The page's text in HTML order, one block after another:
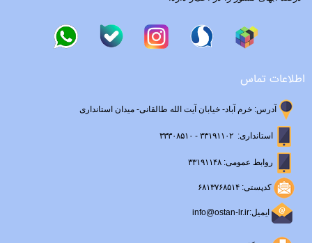
اطلاعات تماس
آدرس: خرم آباد- خیابان آیت الله طالقانی- میدان استانداری
استانداری: ۳۳۱۹۱۱۰۲ - ۳۳۳۰۸۵۱۰
روابط عمومی: ۳۳۱۹۱۱۴۸
کدپستی: ۶۸۱۳۷۶۸۵۱۴
ایمیل:info@ostan-lr.ir